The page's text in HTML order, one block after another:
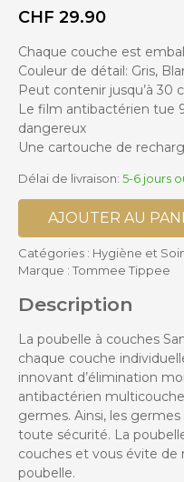
DECHF 29.90
Chaque couche est
Couleur de détail: Gris,
Peut contenir jusqu’à 30
Le film antibactérien tue
dangereux
Une cartouche de
Délai de livraison: 5-6 jours
AJOUTER AU
Catégories : Hygiène et
Marque : Tommee Tippee
Description
La poubelle à couches
chaque couche
innovant d’élimination
antibactérien
germes. Ainsi, les
toute sécurité. La
couches et vous évite de
poubelle.